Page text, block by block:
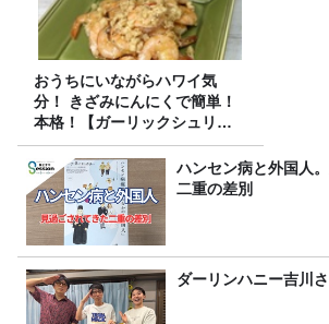
おうちにいながらハワイ気
分！ きざみにんにくで簡単！
本格！【ガーリックシュリン
プ】 桃屋のかんたんレシピ
ハンセン病と外国人
二重の差別
ダーリンハニー吉川